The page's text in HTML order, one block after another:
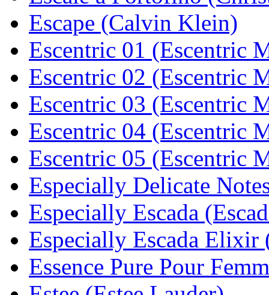
Escape (Calvin Klein)
Escentric 01 (Escentric
Escentric 02 (Escentric
Escentric 03 (Escentric
Escentric 04 (Escentric
Escentric 05 (Escentric
Especially Delicate
Especially Escada
Especially Escada Elixir
Essence Pure Pour